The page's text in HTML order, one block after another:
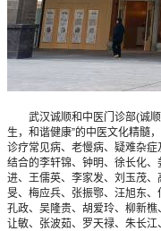
武汉诚顺和中医门诊部(诚顺
生，和谐健康”的中医文化精髓
诊疗常见病、老慢病、疑难杂
结合的李轩锦、钟明、徐长化
进、王儒英、李家发、刘玉茂
旻、梅应兵、张振鄂、汪旭东、
孔政、吴隆贵、胡爱玲、柳新樵
让敏、张波茹、罗天禄、朱长江